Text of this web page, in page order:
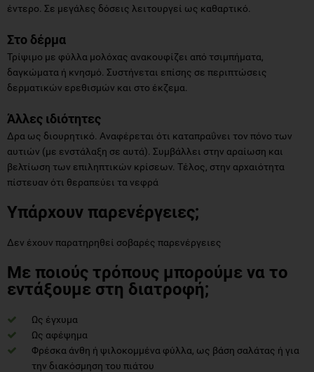
έντερο. Σε μεγάλες δόσεις λειτουργεί ως καθαρτικό.
Στο δέρμα
Τρίψιμο με φύλλα μολόχας ανακουφίζει από τσιμπήματα,
δαγκώματα ή κνησμό. Συστήνεται επίσης σε περιπτώσεις
δερματικών ερεθισμών και στο έκζεμα.
Άλλες ιδιότητες
Δρα ως διουρητικό. Αναφέρεται ότι καταπραΰνει τον πόνο των
αυτιών (με ενστάλαξη σε αυτά). Συμβάλλει στην αραίωση και
βελτίωση των επιληπτικών κρίσεων. Τέλος, στην αρχαιότητα
πίστευαν ότι θεραπεύει τα νεφρά
Υπάρχουν παρενέργειες;
Δεν έχουν παρατηρηθεί σοβαρές παρενέργειες
Με ποιούς τρόπους μπορούμε να το
εντάξουμε στη διατροφή;
Ως έγχυμα
Ως αφέψημα
Φρέσκα άνθη ή ψιλοκομμένα φύλλα, ως βάση σαλάτας ή για
την διακόσμηση του πιάτου